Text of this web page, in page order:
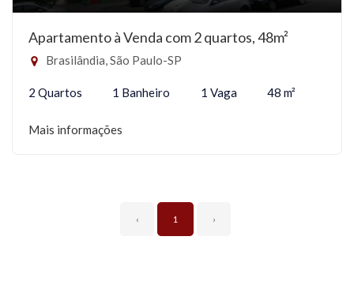
Apartamento à Venda com 2 quartos, 48m²
Brasilândia, São Paulo-SP
2 Quartos 1 Banheiro 1 Vaga 48 m²
Mais informações
‹ 1 ›